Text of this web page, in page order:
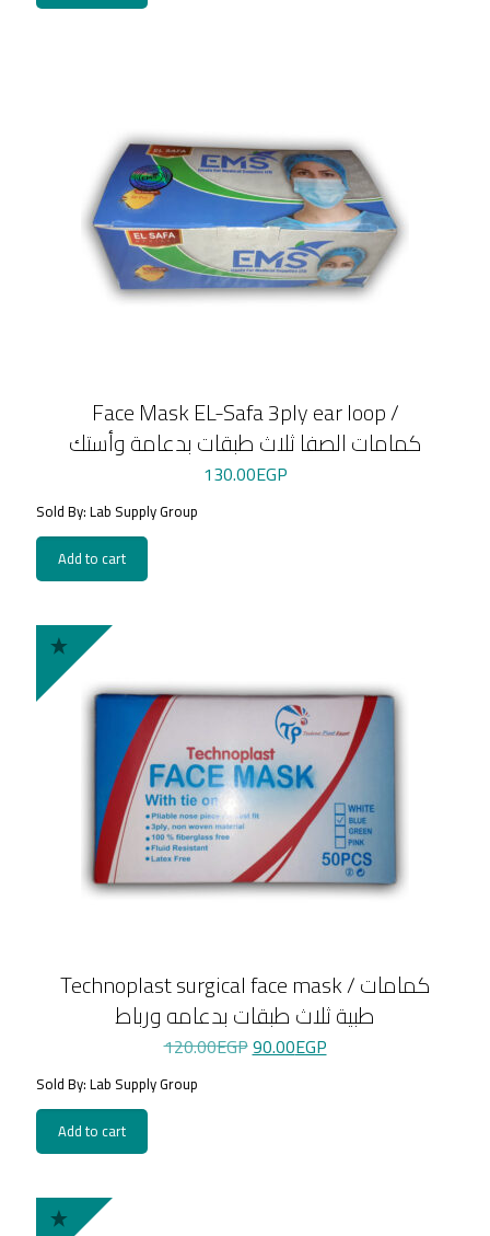
Face Mask EL-Safa 3ply ear loop /
كمامات الصفا ثلاث طبقات بدعامة وأستك
130.00EGP
Sold By: Lab Supply Group
Add to cart
Technoplast surgical face mask / كمامات
طبية ثلاث طبقات بدعامه ورباط
120.00EGPOriginal
price
90.00EGPCurrent
price
Sold By: Lab Supply Group
Add to cart